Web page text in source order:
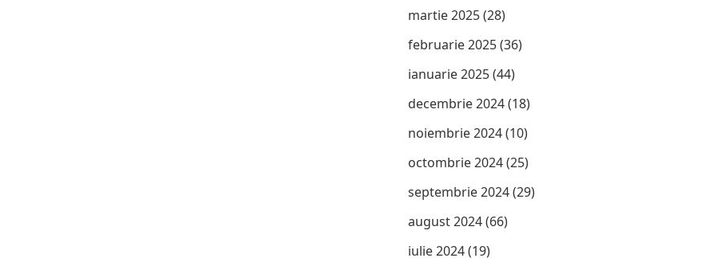
martie 2025(28)
februarie 2025(36)
ianuarie 2025(44)
decembrie 2024(18)
noiembrie 2024(10)
octombrie 2024(25)
septembrie 2024(29)
august 2024(66)
iulie 2024(19)